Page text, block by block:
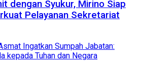
dengan Syukur, Mirino Siap
Pelayanan Sekretariat